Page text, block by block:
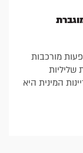
מורכבות
שליליות
המינית היא
להתנהגות,